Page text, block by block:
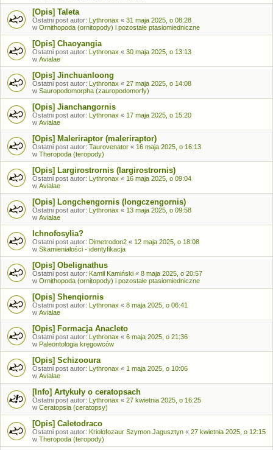
[Opis] Taleta
Ostatni post autor: Lythronax « 31 maja 2025, o 08:28
w Ornithopoda (ornitopody) i pozostałe ptasiomiedniczne
[Opis] Chaoyangia
Ostatni post autor: Lythronax « 30 maja 2025, o 13:13
w Avialae
[Opis] Jinchuanloong
Ostatni post autor: Lythronax « 27 maja 2025, o 14:08
w Sauropodomorpha (zauropodomorfy)
[Opis] Jianchangornis
Ostatni post autor: Lythronax « 17 maja 2025, o 15:20
w Avialae
[Opis] Maleriraptor (maleriraptor)
Ostatni post autor: Taurovenator « 16 maja 2025, o 16:13
w Theropoda (teropody)
[Opis] Largirostrornis (largirostrornis)
Ostatni post autor: Lythronax « 16 maja 2025, o 09:04
w Avialae
[Opis] Longchengornis (longczengornis)
Ostatni post autor: Lythronax « 13 maja 2025, o 09:58
w Avialae
Ichnofosylia?
Ostatni post autor: Dimetrodon2 « 12 maja 2025, o 18:08
w Skamieniałości - identyfikacja
[Opis] Obelignathus
Ostatni post autor: Kamil Kamiński « 8 maja 2025, o 20:57
w Ornithopoda (ornitopody) i pozostałe ptasiomiedniczne
[Opis] Shenqiornis
Ostatni post autor: Lythronax « 8 maja 2025, o 06:41
w Avialae
[Opis] Formacja Anacleto
Ostatni post autor: Lythronax « 6 maja 2025, o 21:36
w Paleontologia kręgowców
[Opis] Schizooura
Ostatni post autor: Lythronax « 1 maja 2025, o 10:06
w Avialae
[Info] Artykuły o ceratopsach
Ostatni post autor: Lythronax « 27 kwietnia 2025, o 16:25
w Ceratopsia (ceratopsy)
[Opis] Caletodraco
Ostatni post autor: Kriolofozaur Szymon Jagusztyn « 27 kwietnia 2025, o 12:15
w Theropoda (teropody)